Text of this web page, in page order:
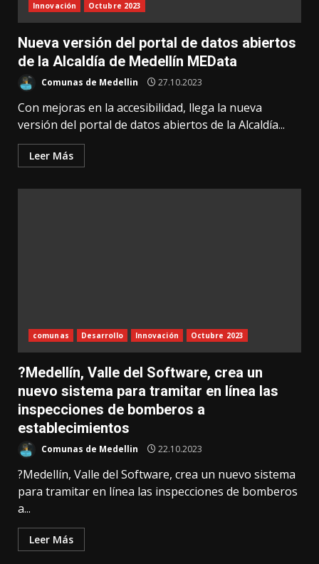
Innovación Octubre 2023
Nueva versión del portal de datos abiertos
de la Alcaldía de Medellín MEData
Comunas de Medellin 27.10.2023
Con mejoras en la accesibilidad, llega la nueva
versión del portal de datos abiertos de la Alcaldía...
Leer Más
comunas Desarrollo Innovación Octubre 2023
?Medellín, Valle del Software, crea un
nuevo sistema para tramitar en línea las
inspecciones de bomberos a
establecimientos
Comunas de Medellin 22.10.2023
?Medellín, Valle del Software, crea un nuevo sistema
para tramitar en línea las inspecciones de bomberos
a...
Leer Más